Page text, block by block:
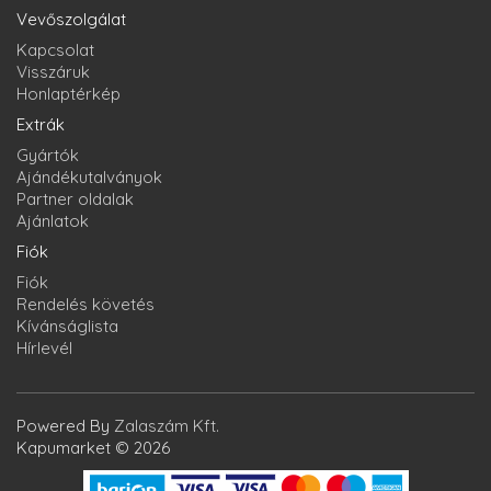
Vevőszolgálat
Kapcsolat
Visszáruk
Honlaptérkép
Extrák
Gyártók
Ajándékutalványok
Partner oldalak
Ajánlatok
Fiók
Fiók
Rendelés követés
Kívánságlista
Hírlevél
Powered By Zalaszám Kft.
Kapumarket © 2026